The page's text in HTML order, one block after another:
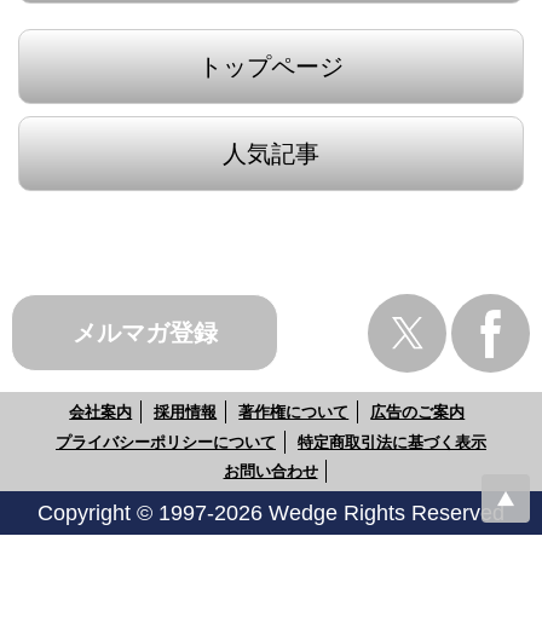
トップページ
人気記事
メルマガ登録
会社案内 採用情報 著作権について
広告のご案内
プライバシーポリシーについて
特定商取引法に基づく表示
お問い合わせ
Copyright © 1997-2026 Wedge Rights Reserved